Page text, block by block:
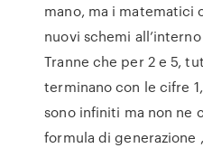
mano, ma i matematici
nuovi schemi
Tranne che per 2 e 5,
terminano con le cifre
sono infiniti ma non ne
formula di generazione